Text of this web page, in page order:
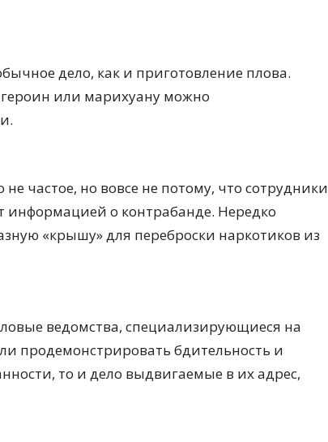
дело, как и приготовление плова.
или марихуану можно
частое, но вовсе не потому, что сотрудники
информацией о контрабанде. Нередко
«крышу» для переброски наркотиков из
ведомства, специализирующиеся на
продемонстрировать бдительность и
то и дело выдвигаемые в их адрес,